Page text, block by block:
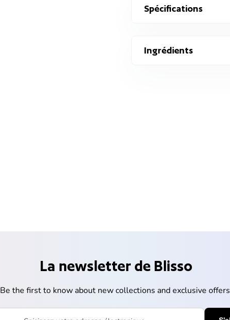
Spécifications
Ingrédients
La newsletter de Blisso
Be the first to know about new collections and exclusive